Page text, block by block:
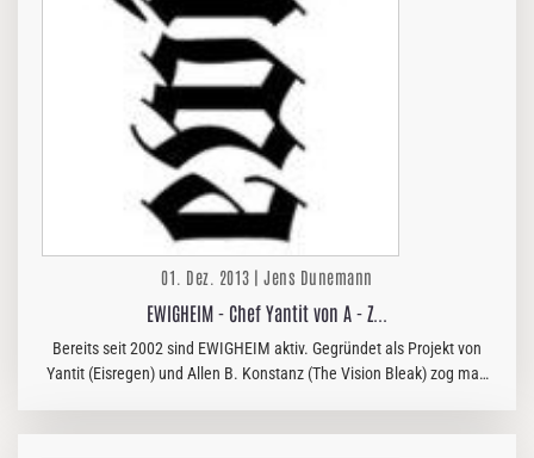
01. Dez. 2013 | Jens Dunemann
EWIGHEIM - Chef Yantit von A - Z...
Bereits seit 2002 sind EWIGHEIM aktiv. Gegründet als Projekt von
Yantit (Eisregen) und Allen B. Konstanz (The Vision Bleak) zog man